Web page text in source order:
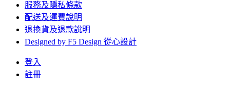
服務及隱私條款
配送及運費說明
退換貨及退款說明
Designed by F5 Design 從心設計
登入
註冊